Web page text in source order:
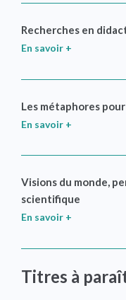
Recherches en
En savoir +
Les métaphores
En savoir +
Visions du monde,
scientifique
En savoir +
Titres à